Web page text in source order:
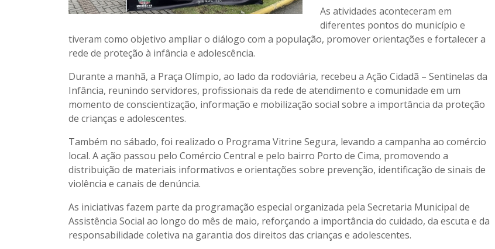
As atividades aconteceram em
diferentes pontos do município e
tiveram como objetivo ampliar o diálogo com a população, promover orientações e fortalecer a
rede de proteção à infância e adolescência.
Durante a manhã, a Praça Olímpio, ao lado da rodoviária, recebeu a Ação Cidadã – Sentinelas da
Infância, reunindo servidores, profissionais da rede de atendimento e comunidade em um
momento de conscientização, informação e mobilização social sobre a importância da proteção
de crianças e adolescentes.
Também no sábado, foi realizado o Programa Vitrine Segura, levando a campanha ao comércio
local. A ação passou pelo Comércio Central e pelo bairro Porto de Cima, promovendo a
distribuição de materiais informativos e orientações sobre prevenção, identificação de sinais de
violência e canais de denúncia.
As iniciativas fazem parte da programação especial organizada pela Secretaria Municipal de
Assistência Social ao longo do mês de maio, reforçando a importância do cuidado, da escuta e da
responsabilidade coletiva na garantia dos direitos das crianças e adolescentes.